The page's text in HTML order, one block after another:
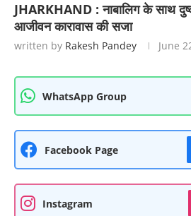
JHARKHAND : नाबालिग के साथ
आजीवन कारावास की सजा
written by Rakesh Pandey June
WhatsApp Group
Facebook Page
Instagram